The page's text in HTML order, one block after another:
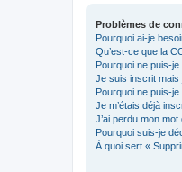
Problèmes de
Pourquoi ai-je
Qu’est-ce que la
Pourquoi ne puis-je
Je suis inscrit mais
Pourquoi ne puis-
Je m’étais déjà
J’ai perdu mon
Pourquoi suis-je
À quoi sert «